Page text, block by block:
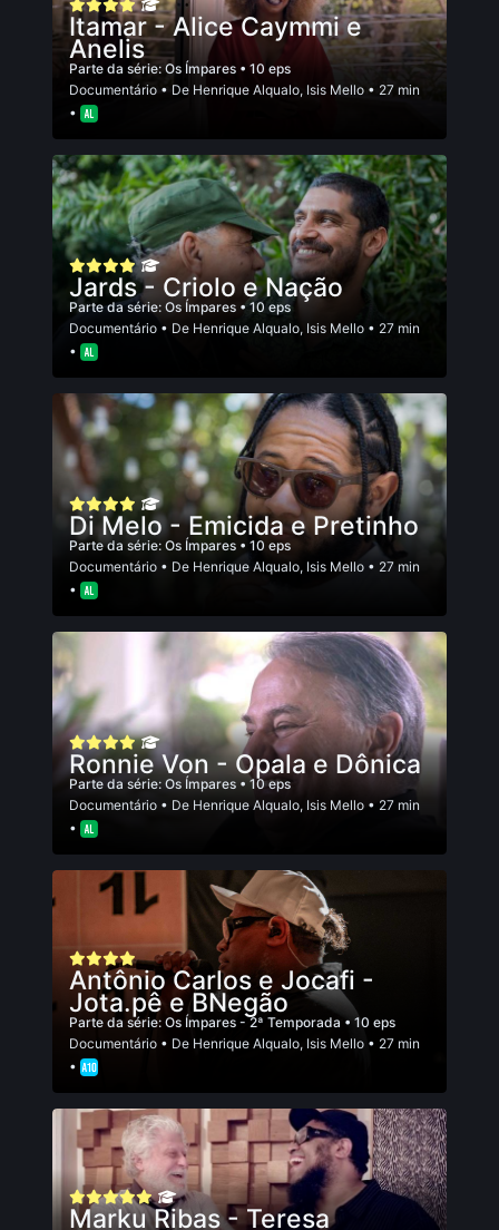
Itamar - Alice Caymmi e
Anelis
Parte da série:Os Ímpares • 10 eps
Documentário • De Henrique Alqualo, Isis Mello • 27 min
•
Jards - Criolo e Nação
Parte da série: Os Ímpares • 10 eps
Documentário • De Henrique Alqualo, Isis Mello • 27 min
•
Di Melo - Emicida e Pretinho
Parte da série: Os Ímpares • 10 eps
Documentário • De Henrique Alqualo, Isis Mello • 27 min
•
Ronnie Von - Opala e Dônica
Parte da série: Os Ímpares • 10 eps
Documentário • De Henrique Alqualo, Isis Mello • 27 min
•
Antônio Carlos e Jocafi -
Jota.pê e BNegão
Parte da série: Os Ímpares - 2ª Temporada • 10 eps
Documentário • De Henrique Alqualo, Isis Mello • 27 min
•
Marku Ribas - Teresa